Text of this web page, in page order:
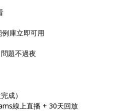
例庫立即可用
題不過夜
成）
線上直播 + 30天回放